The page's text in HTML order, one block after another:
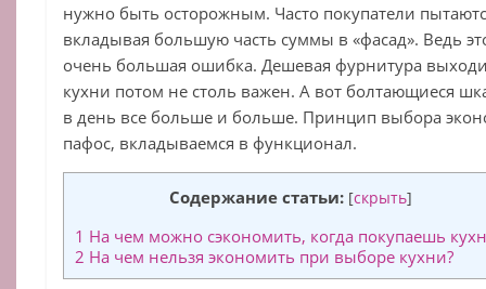
нужно быть осторожным. Часто покупатели
вкладывая большую часть суммы в «фасад». Ведь
очень большая ошибка. Дешевая фурнитура
кухни потом не столь важен. А вот болтающиеся
в день все больше и больше. Принцип выбора
пафос, вкладываемся в функционал.
Содержание статьи: [скрыть]
1 На чем можно сэкономить, когда покупаешь
2 На чем нельзя экономить при выборе кухни?